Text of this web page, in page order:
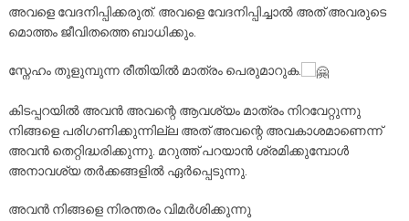
അവളെ വേദനിപ്പിക്കരുത്. അവളെ വേദനിപ്പിച്ചാൽ അത് അവരുടെ
മൊത്തം ജീവിതത്തെ ബാധിക്കും.
സ്നേഹം തുളുമ്പുന്ന രീതിയിൽ മാത്രം പെരുമാറുക.
കിടപ്പറയിൽ അവൻ അവന്റെ ആവശ്യം മാത്രം നിറവേറ്റുന്നു
നിങ്ങളെ പരിഗണിക്കുന്നില്ല അത് അവന്റെ അവകാശമാണെന്ന്
അവൻ തെറ്റിദ്ധരിക്കുന്നു. മറുത്ത് പറയാൻ ശ്രമിക്കുമ്പോൾ
അനാവശ്യ തർക്കങ്ങളിൽ ഏർപ്പെടുന്നു.
അവൻ നിങ്ങളെ നിരന്തരം വിമർശിക്കുന്നു